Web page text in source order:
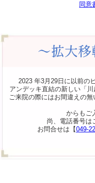
同意
2023 年3月29日に以前の
アンデッキ直結の新しい「
ご来院の際にはお間違えの
からもご
尚、電話番号は
お問合せは【049-